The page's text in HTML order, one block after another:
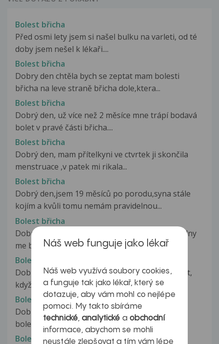
Bolest břicha
Před osmi lety jsem si našel bulku na varleti, od té
doby jsem nešel k lékaři....
Bolest břicha
Dobry den chtěla bych se zeptat mam bolesti
břicha na leve straně břicha dole,ktera...
Bolest břicha
Dobrý den, už více než 2 měsíce mne trápí bodavá
bolet v pravé části břicha....
Bolest břicha
Dobrý den, mam přítelkyni ve ctvrtek ji skončila
menstruace ,v patek mi rikala...
Bolest břicha
Dobrý den,jsem 19 měsíců po porodu,syna stále
kojím a kvůli tomu nemám pravidelnou...
Bolest břicha
Dobry den, Chtela bych se zeptat uz skoro 4tydny
me boli bricho okolo pupku...
Bolest břicha
Dobrý den, chtěla bych se zeptat co to může být,
když mám již 2 měsíce bolesti...
Bolest břicha
Dobrý večer, před asi 4 týdny mě začaly trápit
bolesti břicha kolem pupku,...
Bolest břicha
Náš web funguje jako lékař
Náš web využívá soubory cookies,
a funguje tak jako lékař, který se
dotazuje, aby vám mohl co nejlépe
pomoci. My takto sbíráme
technické,analytické a obchodní
informace, abychom se mohli
neustále zlepšovat a tím vám lépe